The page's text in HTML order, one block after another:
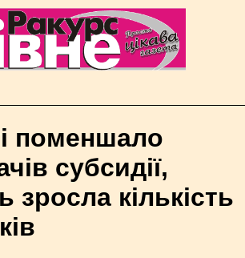
поменшало
субсидії,
зросла кількість